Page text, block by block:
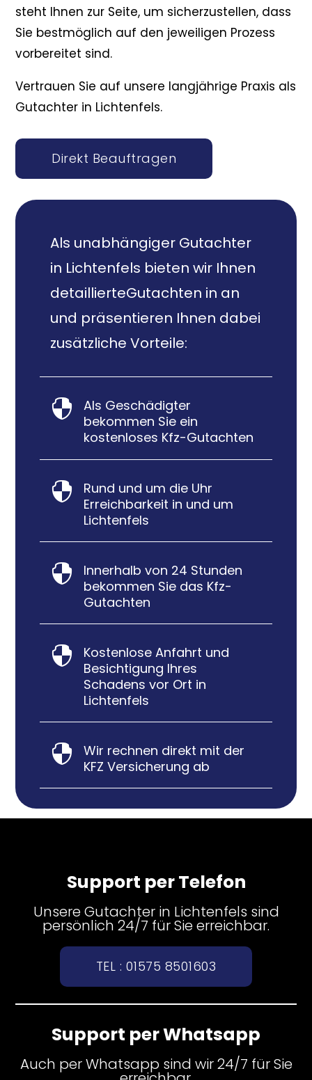
steht Ihnen zur Seite, um sicherzustellen, dass
Sie bestmöglich auf den jeweiligen Prozess
vorbereitet sind.
Vertrauen Sie auf unsere langjährige Praxis als
Gutachter in Lichtenfels.
Direkt Beauftragen
Als unabhängiger Gutachter
in Lichtenfels bieten wir Ihnen
detaillierteGutachten in an
und präsentieren Ihnen dabei
zusätzliche Vorteile:

Als Geschädigter
bekommen Sie ein
kostenloses Kfz-Gutachten

Rund und um die Uhr
Erreichbarkeit in und um
Lichtenfels

Innerhalb von 24 Stunden
bekommen Sie das Kfz-
Gutachten

Kostenlose Anfahrt und
Besichtigung Ihres
Schadens vor Ort in
Lichtenfels

Wir rechnen direkt mit der
KFZ Versicherung ab
Support per Telefon
Unsere Gutachter in Lichtenfels sind
persönlich 24/7 für Sie erreichbar.
TEL : 01575 8501603
Support per Whatsapp
Auch per Whatsapp sind wir 24/7 für Sie